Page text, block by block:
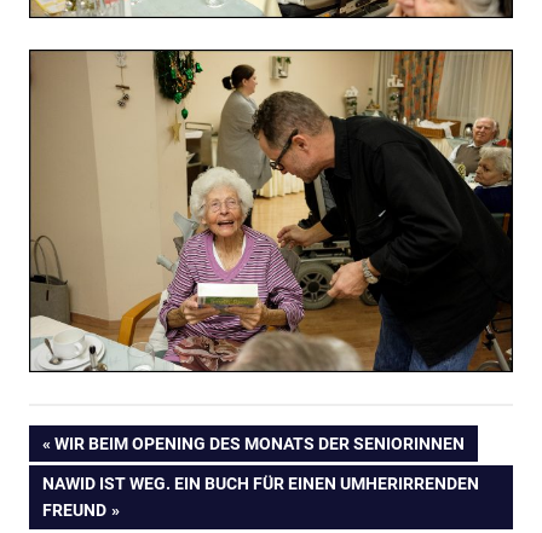
Beitragsnavigation
VORHERIGER
BEITRAG:
WIR BEIM OPENING DES MONATS DER SENIORINNEN
NÄCHSTER
BEITRAG:
NAWID IST WEG. EIN BUCH FÜR EINEN UMHERIRRENDEN
FREUND